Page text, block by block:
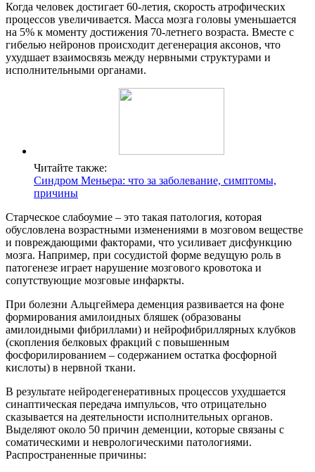
Когда человек достигает 60-летия, скорость атрофических
процессов увеличивается. Масса мозга головы уменьшается
на 5% к моменту достижения 70-летнего возраста. Вместе с
гибелью нейронов происходит дегенерация аксонов, что
ухудшает взаимосвязь между нервными структурами и
исполнительными органами.
Читайте также:
Синдром Меньера: что за заболевание, симптомы,
причины
Старческое слабоумие – это такая патология, которая
обусловлена возрастными изменениями в мозговом веществе
и повреждающими факторами, что усиливает дисфункцию
мозга. Например, при сосудистой форме ведущую роль в
патогенезе играет нарушение мозгового кровотока и
сопутствующие мозговые инфаркты.
При болезни Альцгеймера деменция развивается на фоне
формирования амилоидных бляшек (образованы
амилоидными фибриллами) и нейрофибриллярных клубков
(скопления белковых фракций с повышенным
фосфорилированием – содержанием остатка фосфорной
кислоты) в нервной ткани.
В результате нейродегенеративных процессов ухудшается
синаптическая передача импульсов, что отрицательно
сказывается на деятельности исполнительных органов.
Выделяют около 50 причин деменции, которые связаны с
соматическими и неврологическими патологиями.
Распространенные причины: